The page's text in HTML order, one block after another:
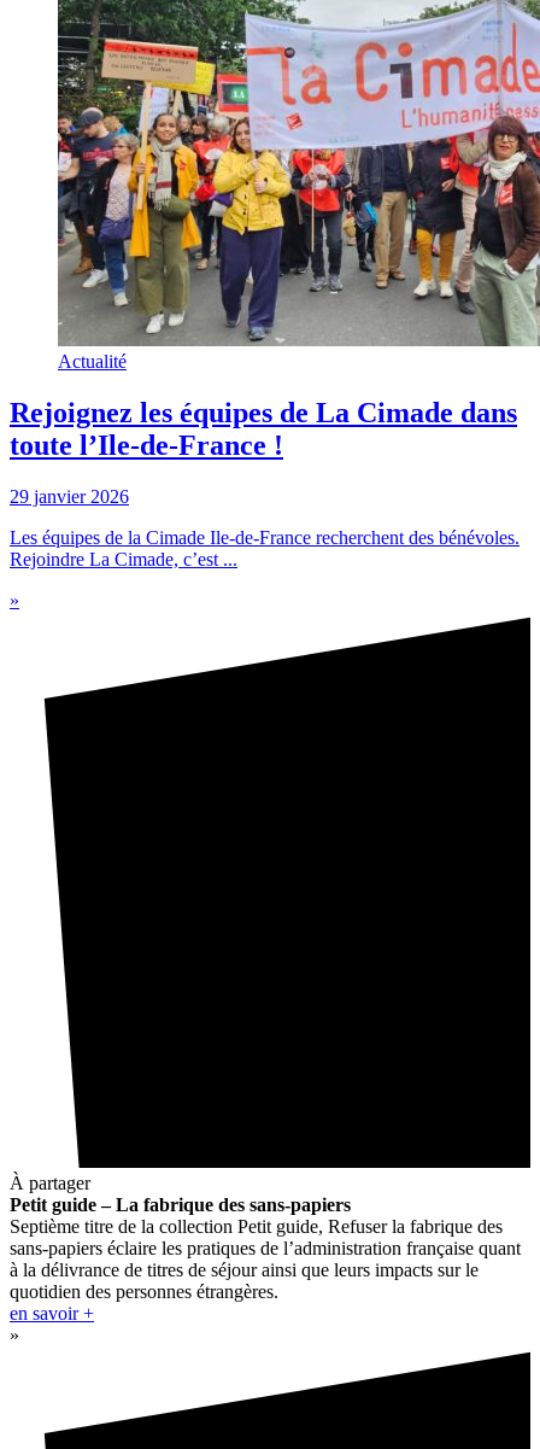
Actualité
Rejoignez les équipes de La Cimade dans
toute l’Ile-de-France !
29 janvier 2026
Les équipes de la Cimade Ile-de-France recherchent des bénévoles.
Rejoindre La Cimade, c’est ...
»
À partager
Petit guide – La fabrique des sans-papiers
Septième titre de la collection Petit guide, Refuser la fabrique des
sans-papiers éclaire les pratiques de l’administration française quant
à la délivrance de titres de séjour ainsi que leurs impacts sur le
quotidien des personnes étrangères.
en savoir +
»